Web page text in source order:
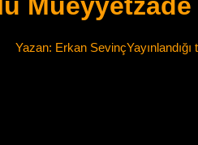
Müeyyetzade
Yazan: Erkan SevinçYayınlandığı